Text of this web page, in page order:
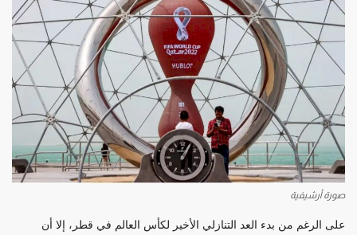
صورة أرشيفية
على الرغم من بدء العد التنازلي الأخير لكأس العالم في قطر، إلا أن